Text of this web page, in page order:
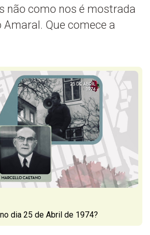
não como nos é mostrada
Que comece a
dia 25 de Abril de 1974?